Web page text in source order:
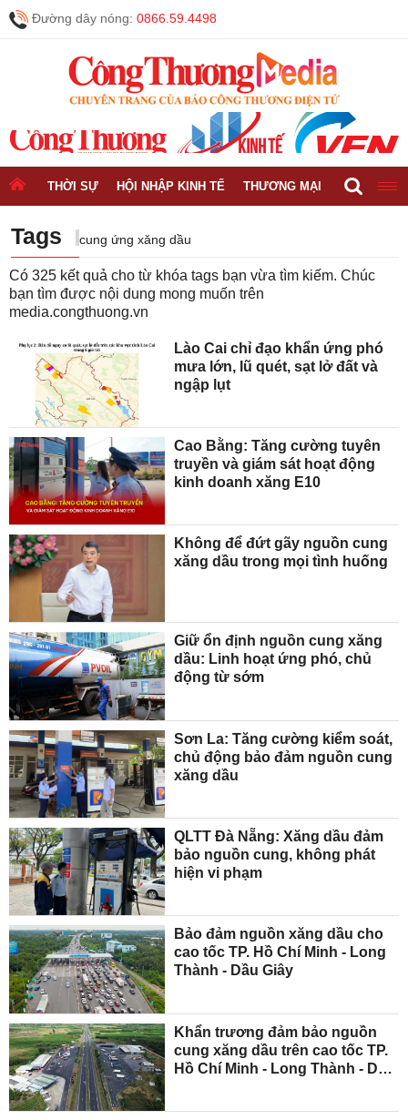
Đường dây nóng: 0866.59.4498
THỜI SỰ HỘI NHẬP KINH TẾ THƯƠNG MẠI CÔNG
Tags cung ứng xăng dầu
Có 325 kết quả cho từ khóa tags bạn vừa tìm kiếm. Chúc
bạn tìm được nội dung mong muốn trên
media.congthuong.vn
Lào Cai chỉ đạo khẩn ứng phó
mưa lớn, lũ quét, sạt lở đất và
ngập lụt
Cao Bằng: Tăng cường tuyên
truyền và giám sát hoạt động
kinh doanh xăng E10
Không để đứt gãy nguồn cung
xăng dầu trong mọi tình huống
Giữ ổn định nguồn cung xăng
dầu: Linh hoạt ứng phó, chủ
động từ sớm
Sơn La: Tăng cường kiểm soát,
chủ động bảo đảm nguồn cung
xăng dầu
QLTT Đà Nẵng: Xăng dầu đảm
bảo nguồn cung, không phát
hiện vi phạm
Bảo đảm nguồn xăng dầu cho
cao tốc TP. Hồ Chí Minh - Long
Thành - Dầu Giây
Khẩn trương đảm bảo nguồn
cung xăng dầu trên cao tốc TP.
Hồ Chí Minh - Long Thành - Dầu